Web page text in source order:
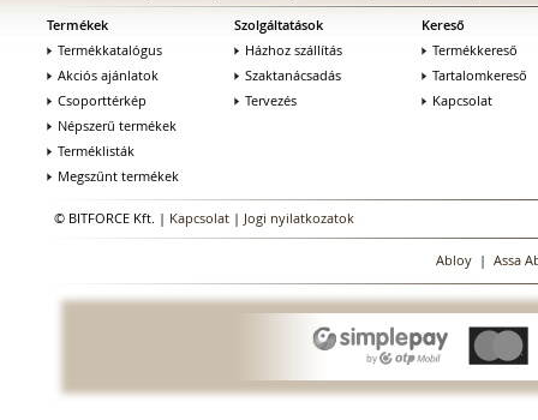
Termékek
Termékkatalógus
Akciós ajánlatok
Csoporttérkép
Népszerű termékek
Terméklisták
Megszűnt termékek
Szolgáltatások
Házhoz szállítás
Szaktanácsadás
Tervezés
Kereső
Termékkereső
Tartalomkereső
Kapcsolat
© BITFORCE Kft. | Kapcsolat | Jogi nyilatkozatok
Abloy| Assa